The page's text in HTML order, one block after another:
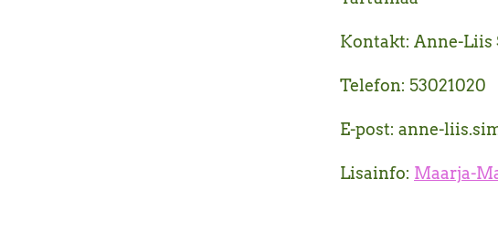
Kontakt: Anne-Liis
Telefon: 53021020
E-post: anne-
Lisainfo: Maarja-